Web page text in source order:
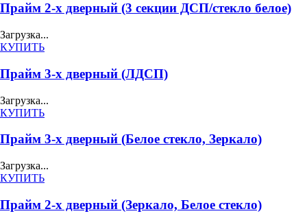
Прайм 2-х дверный (3 секции ДСП/стекло белое)
Загрузка...
КУПИТЬ
Прайм 3-х дверный (ЛДСП)
Загрузка...
КУПИТЬ
Прайм 3-х дверный (Белое стекло, Зеркало)
Загрузка...
КУПИТЬ
Прайм 2-х дверный (Зеркало, Белое стекло)